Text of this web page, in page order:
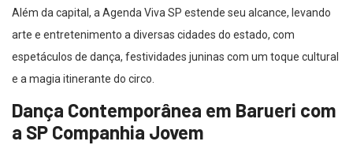
Além da capital, a Agenda Viva SP estende seu alcance, levando
arte e entretenimento a diversas cidades do estado, com
espetáculos de dança, festividades juninas com um toque cultural
e a magia itinerante do circo.
Dança Contemporânea em Barueri com
a SP Companhia Jovem